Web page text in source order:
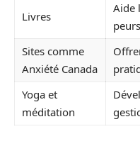
Livres
Aide
Sites comme
Anxiété Canada
Yoga et
méditation